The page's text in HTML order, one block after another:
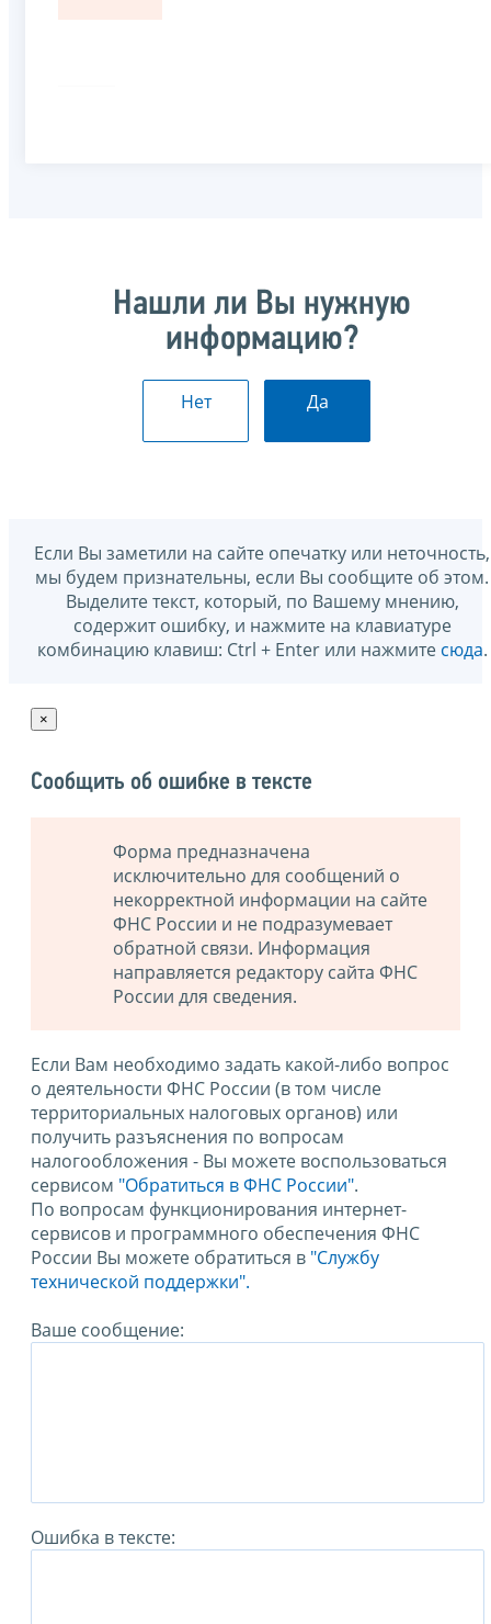
Нашли ли Вы нужную
информацию?
Нет Да
Если Вы заметили на сайте опечатку или неточность,
мы будем признательны, если Вы сообщите об этом.
Выделите текст, который, по Вашему мнению,
содержит ошибку, и нажмите на клавиатуре
комбинацию клавиш: Ctrl + Enter или нажмите сюда.
×
Сообщить об ошибке в тексте
Форма предназначена
исключительно для сообщений о
некорректной информации на сайте
ФНС России и не подразумевает
обратной связи. Информация
направляется редактору сайта ФНС
России для сведения.
Если Вам необходимо задать какой-либо вопрос
о деятельности ФНС России (в том числе
территориальных налоговых органов) или
получить разъяснения по вопросам
налогообложения - Вы можете воспользоваться
сервисом "Обратиться в ФНС России".
По вопросам функционирования интернет-
сервисов и программного обеспечения ФНС
России Вы можете обратиться в "Службу
технической поддержки".
Ваше сообщение:
Ошибка в тексте: